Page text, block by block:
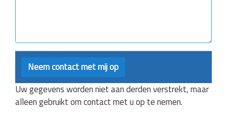
Uw gegevens worden niet aan derden verstrekt, maar
alleen gebruikt om contact met u op te nemen.